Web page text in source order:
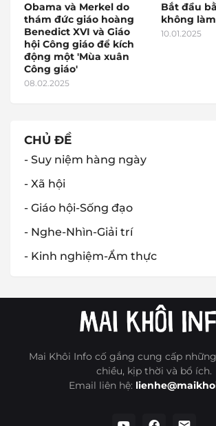
Obama và Merkel do
thám đức giáo hoàng
Benedict XVI và Giáo
hội Công giáo để kích
động một 'Mùa xuân
Công giáo'
08.02.2025
Bắt đầu
không
10.01.2025
CHỦ ĐỀ
- Suy niệm hàng ngày
- Xã hội
- Giáo hội-Sống đạo
- Nghe-Nhìn-Giải trí
- Kinh nghiệm-Ẩm thực
Mai Khôi Info cố gắng cung cấp
chiều, kịp thời và bổ ích.
Email liên hệ: